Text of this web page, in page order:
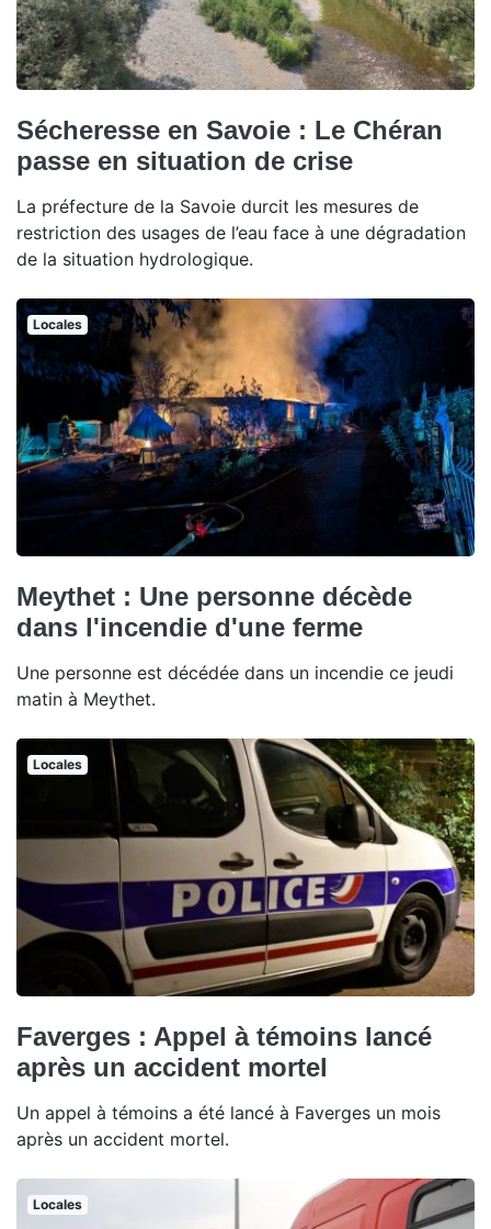
Sécheresse en Savoie : Le Chéran
passe en situation de crise
La préfecture de la Savoie durcit les mesures de
restriction des usages de l’eau face à une dégradation
de la situation hydrologique.
Locales
Meythet : Une personne décède
dans l'incendie d'une ferme
Une personne est décédée dans un incendie ce jeudi
matin à Meythet.
Locales
Faverges : Appel à témoins lancé
après un accident mortel
Un appel à témoins a été lancé à Faverges un mois
après un accident mortel.
Locales